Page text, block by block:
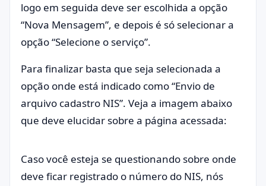
logo em seguida deve ser escolhida a opção
“Nova Mensagem”, e depois é só selecionar a
opção “Selecione o serviço”.
Para finalizar basta que seja selecionada a
opção onde está indicado como “Envio de
arquivo cadastro NIS”. Veja a imagem abaixo
que deve elucidar sobre a página acessada:
Caso você esteja se questionando sobre onde
deve ficar registrado o número do NIS, nós